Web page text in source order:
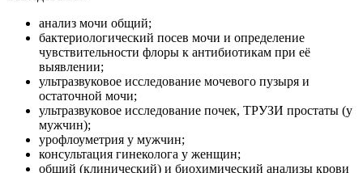
анализ мочи общий;
бактериологический посев мочи и определение
чувствительности флоры к антибиотикам при её
выявлении;
ультразвуковое исследование мочевого пузыря и
остаточной мочи;
ультразвуковое исследование почек, ТРУЗИ простаты (у
мужчин);
урофлоуметрия у мужчин;
консультация гинеколога у женщин;
общий (клинический) и биохимический анализы крови